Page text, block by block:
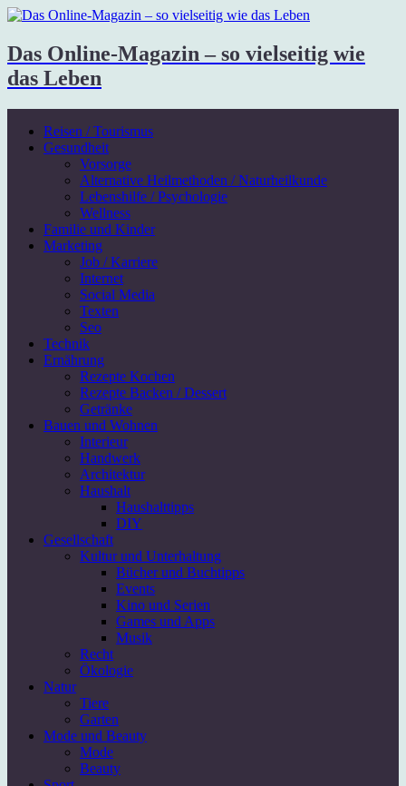
Das Online-Magazin – so vielseitig wie
das Leben
Reisen / Tourismus
Gesundheit
Vorsorge
Alternative Heilmethoden / Naturheilkunde
Lebenshilfe / Psychologie
Wellness
Familie und Kinder
Marketing
Job / Karriere
Internet
Social Media
Texten
Seo
Technik
Ernährung
Rezepte Kochen
Rezepte Backen / Dessert
Getränke
Bauen und Wohnen
Interieur
Handwerk
Architektur
Haushalt
Haushalttipps
DIY
Gesellschaft
Kultur und Unterhaltung
Bücher und Buchtipps
Events
Kino und Serien
Games und Apps
Musik
Recht
Ökologie
Natur
Tiere
Garten
Mode und Beauty
Mode
Beauty